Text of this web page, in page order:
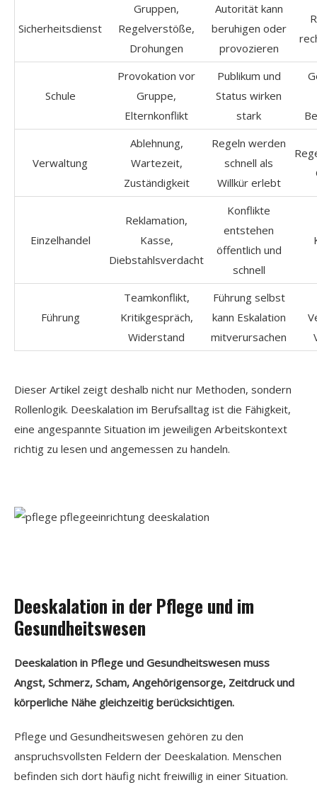
Sicherheitsdienst
Gruppen,
Regelverstöße,
Drohungen
Autorität kann
beruhigen oder
provozieren
Schule
Provokation vor
Gruppe,
Elternkonflikt
Publikum und
Status wirken
stark
Verwaltung
Ablehnung,
Wartezeit,
Zuständigkeit
Regeln werden
schnell als
Willkür erlebt
Einzelhandel
Reklamation,
Kasse,
Diebstahlsverdacht
Konflikte
entstehen
öffentlich und
schnell
Führung
Teamkonflikt,
Kritikgespräch,
Widerstand
Führung selbst
kann Eskalation
mitverursachen
Dieser Artikel zeigt deshalb nicht nur Methoden, sondern
Rollenlogik. Deeskalation im Berufsalltag ist die Fähigkeit,
eine angespannte Situation im jeweiligen Arbeitskontext
richtig zu lesen und angemessen zu handeln.
Deeskalation in der Pflege und im
Gesundheitswesen
Deeskalation in Pflege und Gesundheitswesen muss
Angst, Schmerz, Scham, Angehörigensorge, Zeitdruck und
körperliche Nähe gleichzeitig berücksichtigen.
Pflege und Gesundheitswesen gehören zu den
anspruchsvollsten Feldern der Deeskalation. Menschen
befinden sich dort häufig nicht freiwillig in einer Situation.